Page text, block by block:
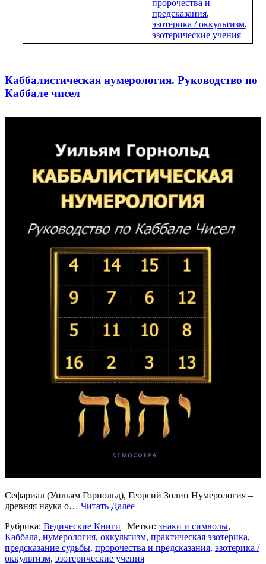
пророчества и
предсказания,
эзотерика / оккультизм,
эзотерические учения
Каббалистическая нумерология. Руководство по
Каббале чисел
Сефариал (Уильям Горнольд), Георгий Золин Нумерология –
древняя наука о… Читать Далее
Рубрика: Ведические Книги | Метки: знаки и символы,
Каббала, нумерология, оккультизм, практическая эзотерика,
предсказание судьбы, пророчества и предсказания, эзотерика /
оккультизм, эзотерические учения